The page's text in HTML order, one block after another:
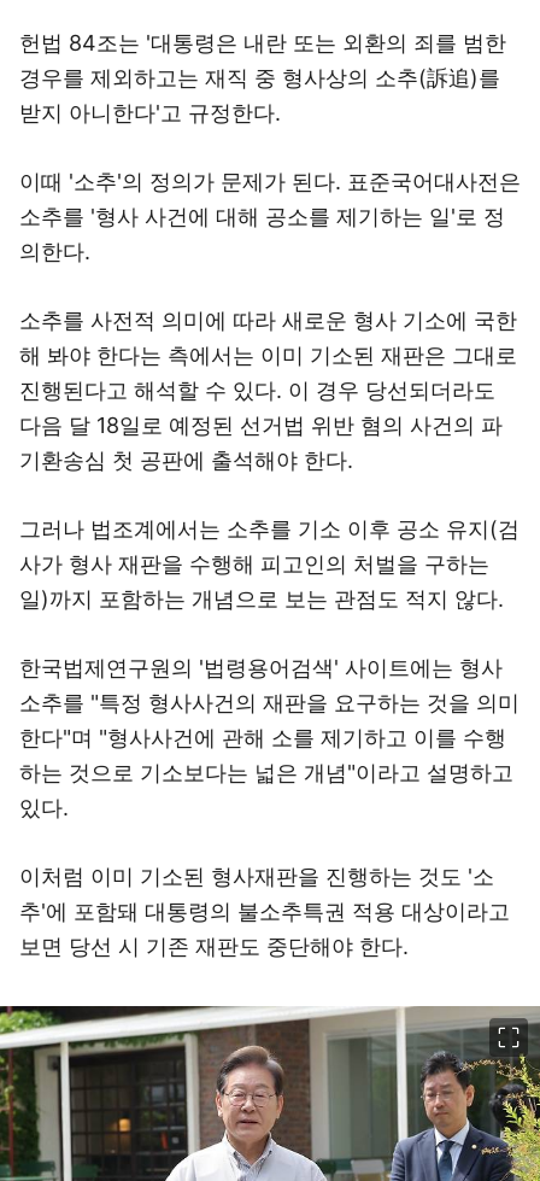
경우를 제외하고는 재직 중 형사상의 소추(訴追)를
받지 아니한다'고 규정한다.
소추를 '형사 사건에 대해 공소를 제기하는 일'로 정
의한다.
해 봐야 한다는 측에서는 이미 기소된 재판은 그대로
진행된다고 해석할 수 있다. 이 경우 당선되더라도
다음 달 18일로 예정된 선거법 위반 혐의 사건의 파
기환송심 첫 공판에 출석해야 한다.
사가 형사 재판을 수행해 피고인의 처벌을 구하는
일)까지 포함하는 개념으로 보는 관점도 적지 않다.
소추를 "특정 형사사건의 재판을 요구하는 것을 의미
한다"며 "형사사건에 관해 소를 제기하고 이를 수행
하는 것으로 기소보다는 넓은 개념"이라고 설명하고
있다.
추'에 포함돼 대통령의 불소추특권 적용 대상이라고
보면 당선 시 기존 재판도 중단해야 한다.